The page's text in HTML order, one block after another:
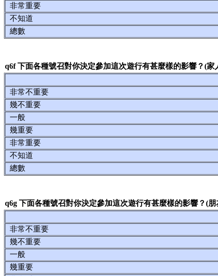
非常重要
不知道
總數
q6f 下面各種號召對你決定參加這次遊行有甚麼樣的影響？(家
非常不重要
幾不重要
一般
幾重要
非常重要
不知道
總數
q6g 下面各種號召對你決定參加這次遊行有甚麼樣的影響？(
非常不重要
幾不重要
一般
幾重要